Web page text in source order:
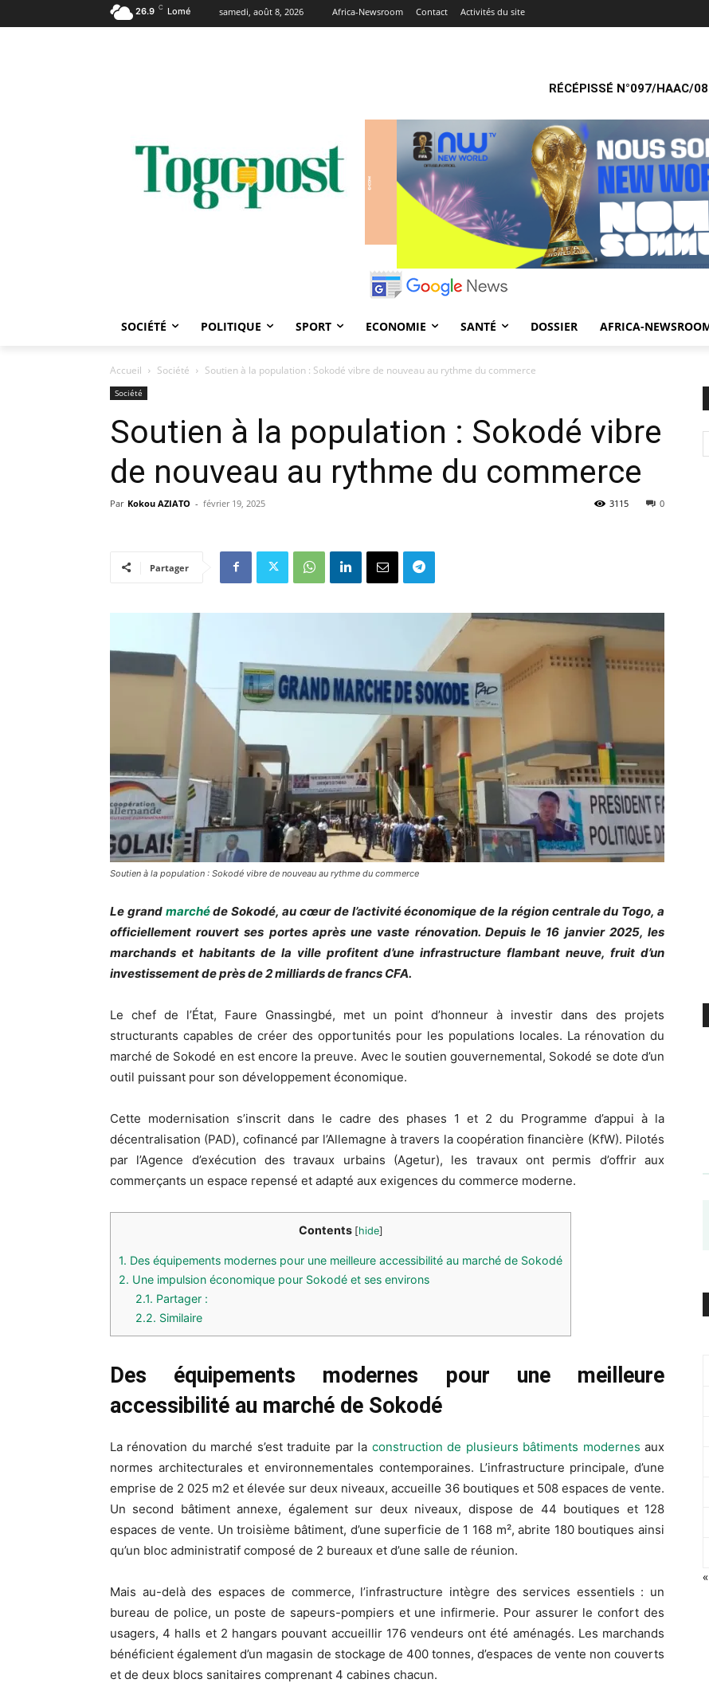
26.9 C Lomé samedi, août 8, 2026 Africa-Newsroom Contact Activités du site
RÉCÉPISSÉ N°097/HAAC/
SOCIÉTÉ POLITIQUE SPORT ECONOMIE SANTÉ DOSSIER AFRICA-
Accueil Société Soutien à la population : Sokodé vibre de nouveau au rythme du commerce
Société
Soutien à la population : Sokodé vibre
de nouveau au rythme du commerce
Par Kokou AZIATO - février 19, 2025 0
3115
Partager
Soutien à la population : Sokodé vibre de nouveau au rythme du commerce
Le grand marchéde Sokodé, au cœur de l’activité économique de la région centrale du Togo, a
officiellement rouvert ses portes après une vaste rénovation. Depuis le 16 janvier 2025, les
marchands et habitants de la ville profitent d’une infrastructure flambant neuve, fruit d’un
investissement de près de 2 milliards de francs CFA.
Le chef de l’État, Faure Gnassingbé, met un point d’honneur à investir dans des projets
structurants capables de créer des opportunités pour les populations locales. La rénovation du
marché de Sokodé en est encore la preuve. Avec le soutien gouvernemental, Sokodé se dote d’un
outil puissant pour son développement économique.
Cette modernisation s’inscrit dans le cadre des phases 1 et 2 du Programme d’appui à la
décentralisation (PAD), cofinancé par l’Allemagne à travers la coopération financière (KfW). Pilotés
par l’Agence d’exécution des travaux urbains (Agetur), les travaux ont permis d’offrir aux
commerçants un espace repensé et adapté aux exigences du commerce moderne.
Contents [hide]
1. Des équipements modernes pour une meilleure accessibilité au marché de Sokodé
2. Une impulsion économique pour Sokodé et ses environs
2.1. Partager :
2.2. Similaire
Des équipements modernes pour une meilleure
accessibilité au marché de Sokodé
La rénovation du marché s’est traduite par la construction de plusieurs bâtiments modernes aux
normes architecturales et environnementales contemporaines. L’infrastructure principale, d’une
emprise de 2 025 m2 et élevée sur deux niveaux, accueille 36 boutiques et 508 espaces de vente.
Un second bâtiment annexe, également sur deux niveaux, dispose de 44 boutiques et 128
espaces de vente. Un troisième bâtiment, d’une superficie de 1 168 m², abrite 180 boutiques ainsi
qu’un bloc administratif composé de 2 bureaux et d’une salle de réunion.
Mais au-delà des espaces de commerce, l’infrastructure intègre des services essentiels : un
bureau de police, un poste de sapeurs-pompiers et une infirmerie. Pour assurer le confort des
usagers, 4 halls et 2 hangars pouvant accueillir 176 vendeurs ont été aménagés. Les marchands
bénéficient également d’un magasin de stockage de 400 tonnes, d’espaces de vente non couverts
et de deux blocs sanitaires comprenant 4 cabines chacun.